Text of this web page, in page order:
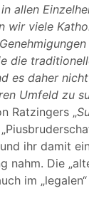
allen
wir viele
die
es daher
Umfeld zu
Ratzingers „
ihr damit
nahm. Die
im „legalen“